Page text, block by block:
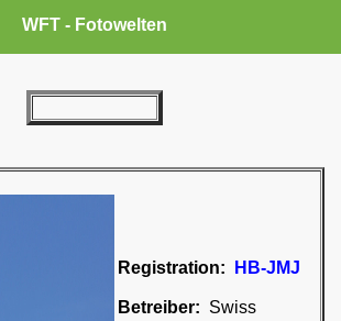
WFT - Fotowelten
Registration: HB-JMJ
Betreiber: Swiss